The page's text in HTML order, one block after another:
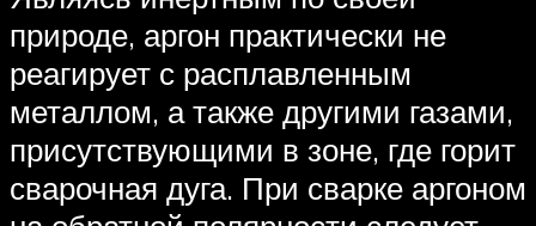
природе, аргон практически не
реагирует с расплавленным
металлом, а также другими газами,
присутствующими в зоне, где горит
сварочная дуга. При сварке аргоном